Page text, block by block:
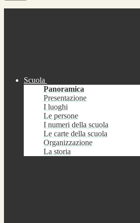
Scuola
Panoramica
Presentazione
I luoghi
Le persone
I numeri della scuola
Le carte della scuola
Organizzazione
La storia